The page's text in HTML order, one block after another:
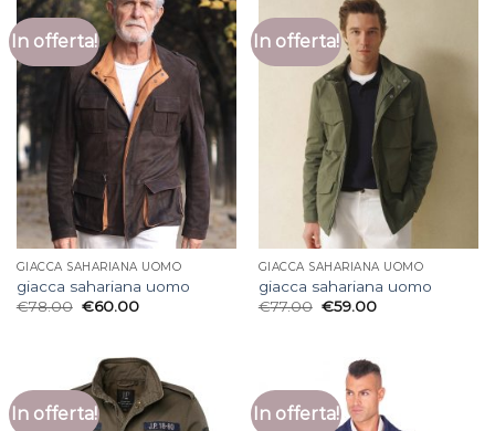
In offerta!
GIACCA SAHARIANA UOMO
giacca sahariana uomo
€78.00 €60.00
In offerta!
GIACCA SAHARIANA UOMO
giacca sahariana uomo
€77.00 €59.00
In offerta! In offerta!